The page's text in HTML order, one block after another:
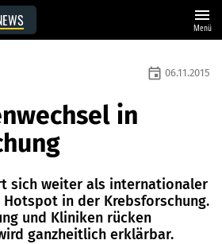
menu
Menü
event 06.11.2015
in
sich weiter als internationaler
in der Krebsforschung.
und Kliniken rücken
ganzheitlich erklärbar.